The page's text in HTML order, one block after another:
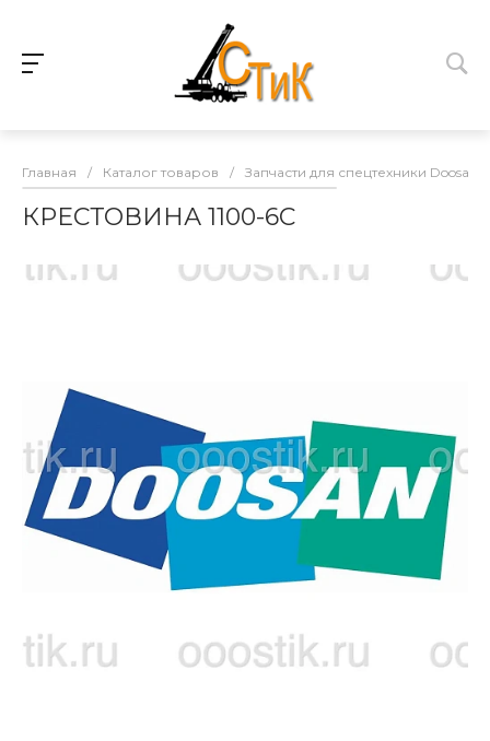
Главная / Каталог товаров / Запчасти для спецтехники Doosan
КРЕСТОВИНА 1100-6C